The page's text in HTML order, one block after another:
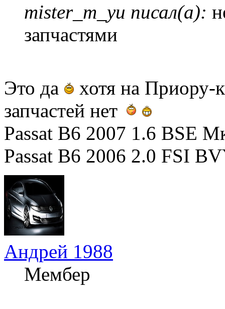
mister_m_yu писал(а):
запчастями
Это да
хотя на Приору-
запчастей нет
Passat B6 2007 1.6 BSE
Passat B6 2006 2.0 FSI
Андрей 1988
Мембер